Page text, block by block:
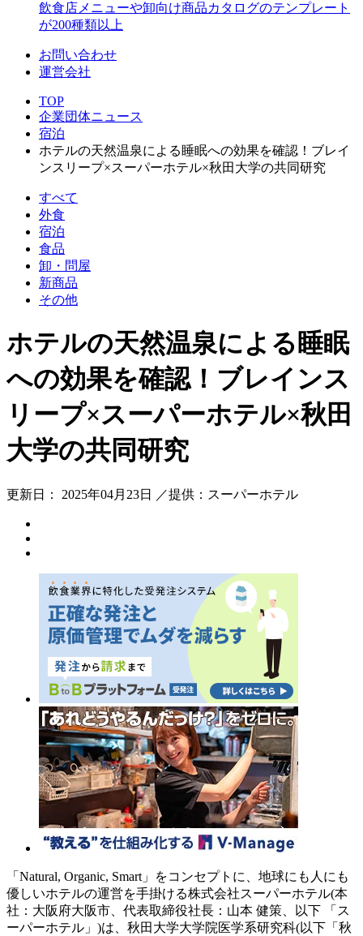
飲食店メニューや卸向け商品カタログのテンプレート
が200種類以上
お問い合わせ
運営会社
TOP
企業団体ニュース
宿泊
ホテルの天然温泉による睡眠への効果を確認！ブレイ
ンスリープ×スーパーホテル×秋田大学の共同研究
すべて
外食
宿泊
食品
卸・問屋
新商品
その他
ホテルの天然温泉による睡眠
への効果を確認！ブレインス
リープ×スーパーホテル×秋田
大学の共同研究
更新日： 2025年04月23日 ／提供：スーパーホテル
「Natural, Organic, Smart」をコンセプトに、地球にも人にも
優しいホテルの運営を手掛ける株式会社スーパーホテル(本
社：大阪府大阪市、代表取締役社長：山本 健策、以下 「ス
ーパーホテル」)は、秋田大学大学院医学系研究科(以下「秋